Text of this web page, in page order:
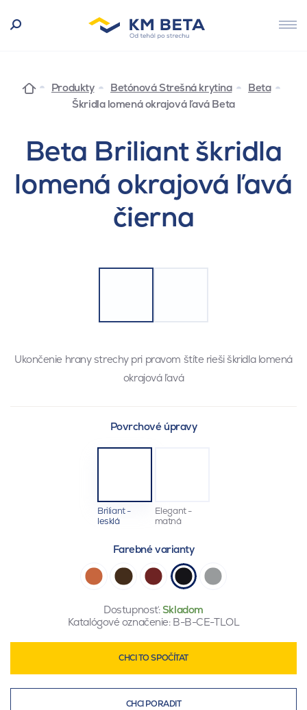
Produkty Betónová Strešná krytina
Beta
Škridla lomená okrajová ľavá Beta
Beta Briliant škridla
lomená okrajová ľavá
čierna
Ukončenie hrany strechy pri pravom štíte rieši škridla lomená
okrajová ľavá
Povrchové úpravy
Briliant -
lesklá
Elegant -
matná
Farebné varianty
Dostupnosť:Skladom
Katalógové označenie: B-B-CE-TLOL
CHCI TO SPOČÍTAT
CHCI PORADIT